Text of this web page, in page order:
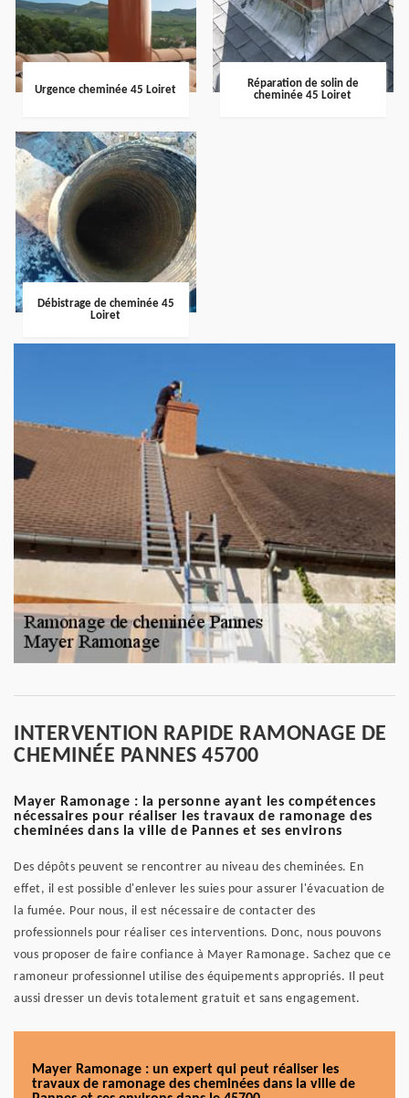
Urgence cheminée 45 Loiret
Réparation de solin de
cheminée 45 Loiret
Débistrage de cheminée 45
Loiret
INTERVENTION RAPIDE RAMONAGE DE
CHEMINÉE PANNES 45700
Mayer Ramonage : la personne ayant les compétences
nécessaires pour réaliser les travaux de ramonage des
cheminées dans la ville de Pannes et ses environs
Des dépôts peuvent se rencontrer au niveau des cheminées. En
effet, il est possible d'enlever les suies pour assurer l'évacuation de
la fumée. Pour nous, il est nécessaire de contacter des
professionnels pour réaliser ces interventions. Donc, nous pouvons
vous proposer de faire confiance à Mayer Ramonage. Sachez que ce
ramoneur professionnel utilise des équipements appropriés. Il peut
aussi dresser un devis totalement gratuit et sans engagement.
Mayer Ramonage : un expert qui peut réaliser les
travaux de ramonage des cheminées dans la ville de